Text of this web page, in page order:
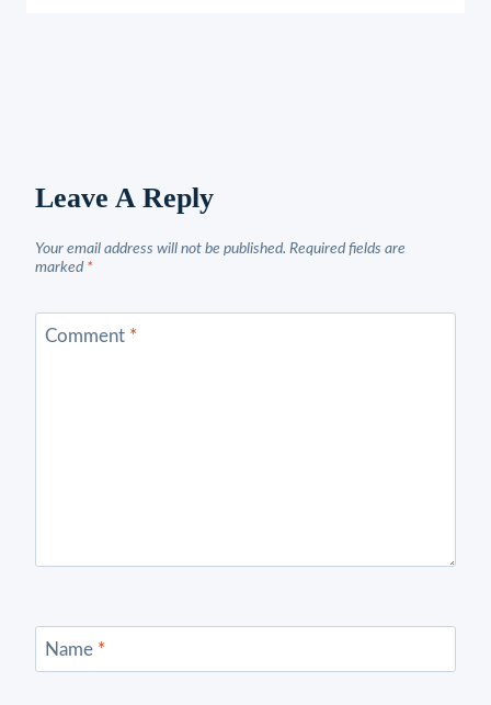
Leave A Reply
Your email address will not be published. Required fields are
marked *
Comment *
Name *